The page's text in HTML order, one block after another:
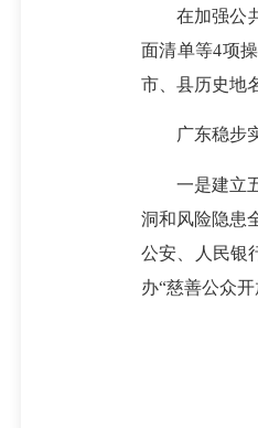
在加强公共
面清单等4项
市、县历史地
广东稳步实
一是建立五
洞和风险隐患
公安、人民银
办“慈善公众